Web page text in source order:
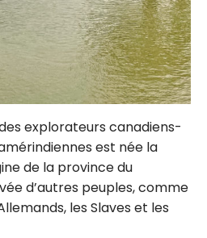
explorateurs canadiens-
est née la
de la province du
d’autres peuples, comme
les Slaves et les